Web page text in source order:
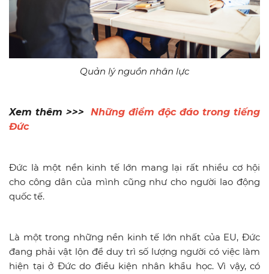
Quản lý nguồn nhân lực
Xem thêm >>>
Những điểm độc đáo trong tiếng
Đức
Đức là một nền kinh tế lớn mang lại rất nhiều cơ hội
cho công dân của mình cũng như cho người lao động
quốc tế.
Là một trong những nền kinh tế lớn nhất của EU, Đức
đang phải vật lộn để duy trì số lượng người có việc làm
hiện tại ở Đức do điều kiện nhân khẩu học. Vì vậy, có